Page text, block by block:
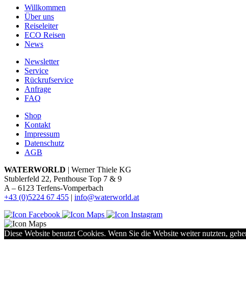
Willkommen
Über uns
Reiseleiter
ECO Reisen
News
Newsletter
Service
Rückrufservice
Anfrage
FAQ
Shop
Kontakt
Impressum
Datenschutz
AGB
WATERWORLD | Werner Thiele KG
Stublerfeld 22, Penthouse Top 7 & 9
A – 6123 Terfens-Vomperbach
+43 (0)5224 67 455 | info@waterworld.at
Diese Website benutzt Cookies. Wenn Sie die Website weiter nutzten,